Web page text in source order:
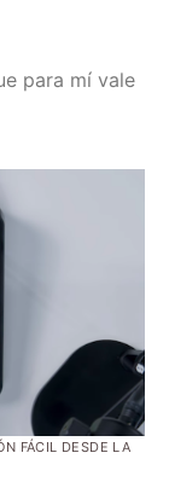
para mí vale
FÁCIL DESDE LA